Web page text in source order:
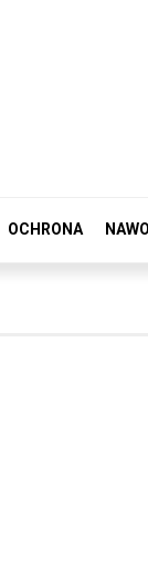
OCHRONA